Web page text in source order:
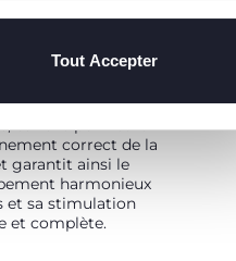
Tout Accepter
peut jouer un
: elle a un impact
et de ses
car elle permet le
correct de la
garantit ainsi le
harmonieux
et sa stimulation
et complète.